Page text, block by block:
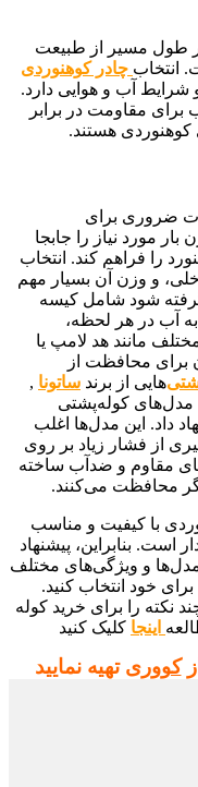
طول مسیر از طبیعت
انتخاب چادر کوهنوردی
شرایط آب و هوایی دارد.
مقاومت در برابر
کوهنوردی هستند.
ضروری برای
بار مورد نیاز را جابجا
را فراهم کند. انتخاب
و وزن آن بسیار مهم
شود شامل کیسه
آب در هر لحظه،
مانند هد لامپ یا
برای محافظت از
هایی از برند ساتونا ,
مدل‌های کوله‌پشتی
داد. این مدل‌ها اغلب
از فشار زیاد بر روی
مقاوم و ضدآب ساخته
محافظت می‌کنند.
با کیفیت و مناسب
است. بنابراین، پیشنهاد
و ویژگی‌های مختلف
برای خود انتخاب کنید.
نکته را برای خرید کوله
اینجا کلیک کنید
کووری تهیه نمایید